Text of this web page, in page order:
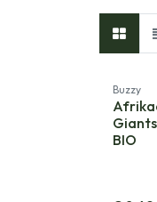
Nieuw!
Buzzy
BIO